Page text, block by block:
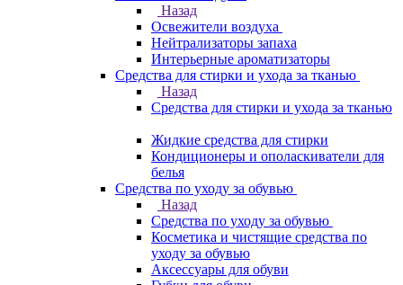
Назад
Освежители воздуха
Нейтрализаторы запаха
Интерьерные ароматизаторы
Средства для стирки и ухода за тканью
Назад
Средства для стирки и ухода за тканью
Жидкие средства для стирки
Кондиционеры и ополаскиватели для
белья
Средства по уходу за обувью
Назад
Средства по уходу за обувью
Косметика и чистящие средства по
уходу за обувью
Аксессуары для обуви